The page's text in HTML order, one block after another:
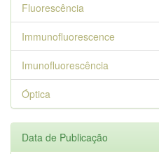
Fluorescência
Immunofluorescence
Imunofluorescência
Óptica
Data de Publicação